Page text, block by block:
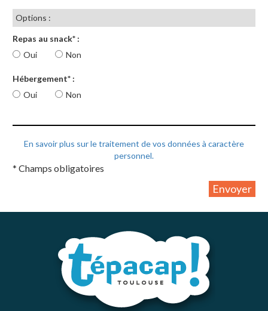
Options :
Repas au snack* :
Oui
Non
Hébergement* :
Oui
Non
En savoir plus sur le traitement de vos données à caractère
personnel.
* Champs obligatoires
Envoyer